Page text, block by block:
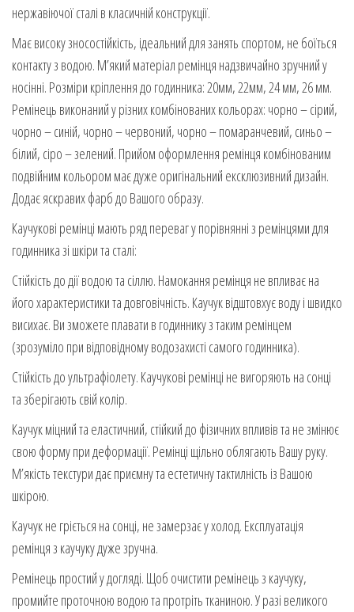
нержавіючої сталі в класичній конструкції.
Має високу зносостійкість, ідеальний для занять спортом, не боїться
контакту з водою. М’який матеріал ремінця надзвичайно зручний у
носінні. Розміри кріплення до годинника: 20мм, 22мм, 24 мм, 26 мм.
Ремінець виконаний у різних комбінованих кольорах: чорно – сірий,
чорно – синій, чорно – червоний, чорно – помаранчевий, синьо –
білий, сіро – зелений. Прийом оформлення ремінця комбінованим
подвійним кольором має дуже оригінальний ексклюзивний дизайн.
Додає яскравих фарб до Вашого образу.
Каучукові ремінці мають ряд переваг у порівнянні з ремінцями для
годинника зі шкіри та сталі:
Стійкість до дії водою та сіллю. Намокання ремінця не впливає на
його характеристики та довговічність. Каучук відштовхує воду і швидко
висихає. Ви зможете плавати в годиннику з таким ремінцем
(зрозуміло при відповідному водозахисті самого годинника).
Стійкість до ультрафіолету. Каучукові ремінці не вигоряють на сонці
та зберігають свій колір.
Каучук міцний та еластичний, стійкий до фізичних впливів та не змінює
свою форму при деформації. Ремінці щільно облягають Вашу руку.
М’якість текстури дає приємну та естетичну тактилність із Вашою
шкірою.
Каучук не гріється на сонці, не замерзає у холод. Експлуатація
ремінця з каучуку дуже зручна.
Ремінець простий у догляді. Щоб очистити ремінець з каучуку,
промийте проточною водою та протріть тканиною. У разі великого